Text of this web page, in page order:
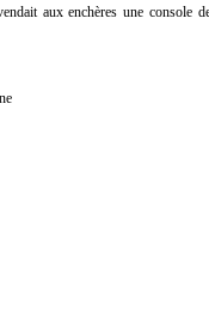
aux enchères une console